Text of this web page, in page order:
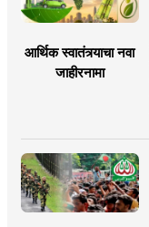
आर्थिक स्वातंत्र्याचा नवा
जाहीरनामा